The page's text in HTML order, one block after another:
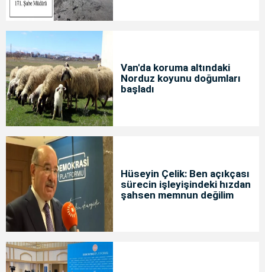
Van'da koruma altındaki
Norduz koyunu doğumları
başladı
Hüseyin Çelik: Ben açıkçası
sürecin işleyişindeki hızdan
şahsen memnun değilim